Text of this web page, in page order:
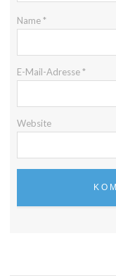
Name*
E-Mail-Adresse*
Website